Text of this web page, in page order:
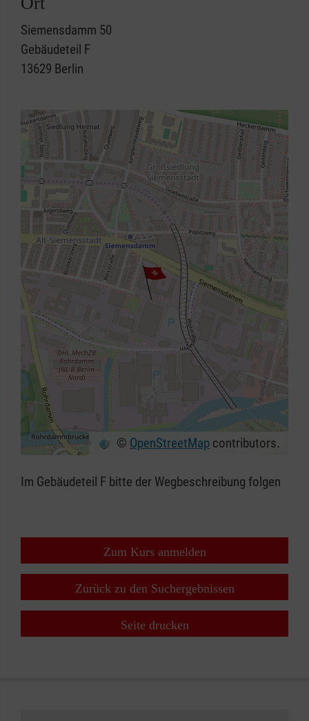
Siemensdamm 50
Gebäudeteil F
13629 Berlin
⇧
© OpenStreetMap contributors.
Im Gebäudeteil F bitte der Wegbeschreibung folgen
Zum Kurs anmelden
Zurück zu den Suchergebnissen
Seite drucken